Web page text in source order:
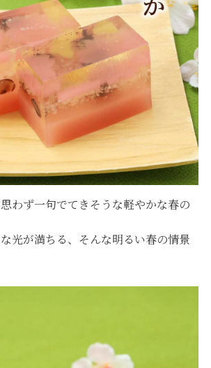
わず一句でてきそうな軽やかな春の
光が満ちる、そんな明るい春の情景